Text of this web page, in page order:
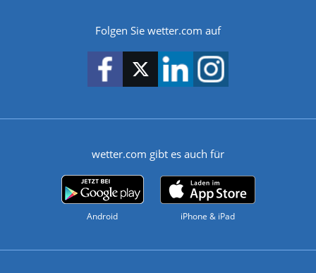
Folgen Sie wetter.com auf
wetter.com gibt es auch für
Android iPhone & iPad